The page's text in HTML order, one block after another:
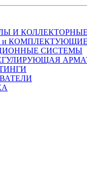
И
и КОМПЛЕКТУЮЩИЕ
СИСТЕМЫ